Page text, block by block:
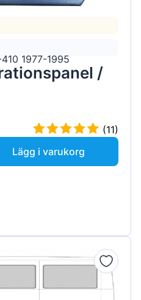
1977-1995
/
(11)
Lägg i varukorg